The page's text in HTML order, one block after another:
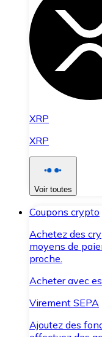
XRP
XRP
Voir toutes
Coupons crypto
Achetez des
moyens de
proche.
Acheter avec
Virement SEPA
Ajoutez des